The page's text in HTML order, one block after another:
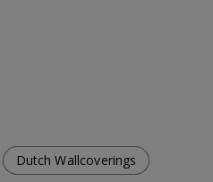
Dutch Wallcoverings